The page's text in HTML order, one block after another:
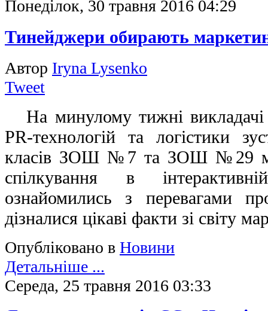
Понеділок, 30 травня 2016 04:29
Тинейджери обирають
Автор Iryna Lysenko
Tweet
На минулому тижні викладачі
PR-технологій та логістики
класів ЗОШ №7 та ЗОШ №29 м.
спілкування в
ознайомились з перевагами
дізналися цікаві факти зі світу
Опубліковано в Новини
Детальніше ...
Середа, 25 травня 2016 03:33